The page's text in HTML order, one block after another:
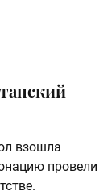
взошла
провели